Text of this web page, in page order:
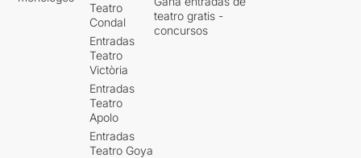
Teatro
Condal
Entradas
Teatro
Victòria
Entradas
Teatro
Apolo
Entradas
Teatro Goya
teatro gratis -
concursos